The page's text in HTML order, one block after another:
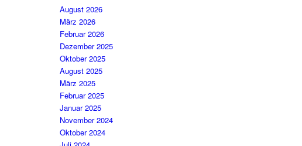
August 2026
März 2026
Februar 2026
Dezember 2025
Oktober 2025
August 2025
März 2025
Februar 2025
Januar 2025
November 2024
Oktober 2024